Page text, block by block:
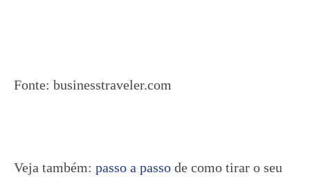
Fonte: businesstraveler.com
Veja também: passo a passo de como tirar o seu